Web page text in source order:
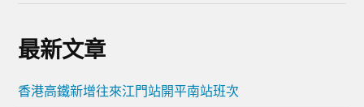
最新文章
香港高鐵新增往來江門站開平南站班次